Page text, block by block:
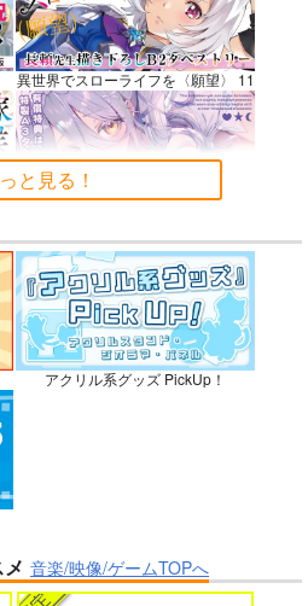
礼記３ 南米ス
ル
労働組合
円（税込）
りゲン
水
氷月
サンプル
カート
Lynx Lenx
碧茶園
専売 1,257円（税込）
VOCALOID 鏡音レン
サンプル
カート
異世界でスローライフを〈願望〉 11
まる。
侯爵嫡男好色物語 ～異世界ハーレム
2
と見る！
アクリル系グッズ PickUp！
音楽/映像/ゲームTOPへ